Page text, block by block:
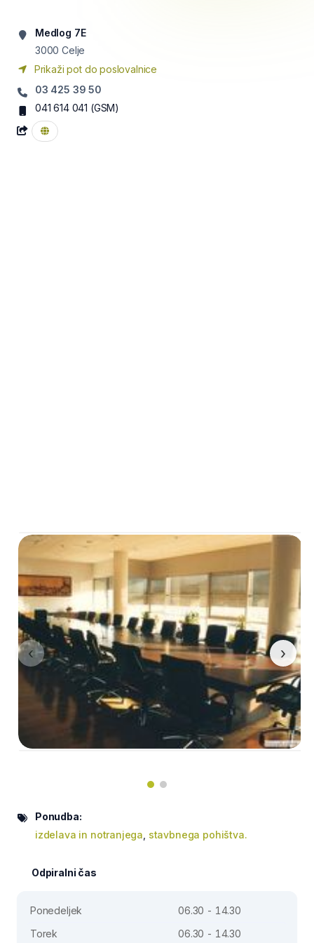
Medlog 7E
3000 Celje
Prikaži pot do poslovalnice
03 425 39 50
041 614 041 (GSM)
‹ ›
Ponudba:
izdelava in notranjega stavbnega pohištva.
Odpiralni čas
Ponedeljek
06.30 - 14.30
Torek
06.30 - 14.30